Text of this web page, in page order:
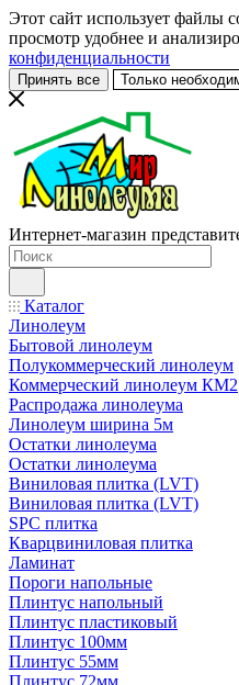
Этот сайт использует файлы
просмотр удобнее и
конфиденциальности
Принять все Только
Интернет-магазин
Каталог
Линолеум
Бытовой линолеум
Полукоммерческий линолеум
Коммерческий линолеум КМ2
Распродажа линолеума
Линолеум ширина 5м
Остатки линолеума
Остатки линолеума
Виниловая плитка (LVT)
Виниловая плитка (LVT)
SPC плитка
Кварцвиниловая плитка
Ламинат
Пороги напольные
Плинтус напольный
Плинтус пластиковый
Плинтус 100мм
Плинтус 55мм
Плинтус 72мм